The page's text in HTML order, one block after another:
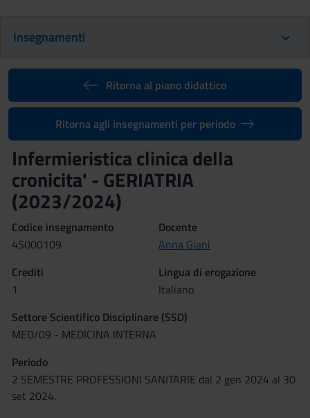
Insegnamenti
Ritorna al piano didattico
Ritorna agli insegnamenti per periodo
Infermieristica clinica della
cronicita' - GERIATRIA
(2023/2024)
Codice insegnamento
4S000109
Docente
Anna Giani
Crediti
1
Lingua di erogazione
Italiano
Settore Scientifico Disciplinare (SSD)
MED/09 - MEDICINA INTERNA
Periodo
2 SEMESTRE PROFESSIONI SANITARIE dal 2 gen 2024 al 30
set 2024.